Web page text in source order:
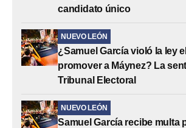
candidato único
NUEVO LEÓN
¿Samuel García violó la ley
promover a Máynez? La
Tribunal Electoral
NUEVO LEÓN
Samuel García recibe multa